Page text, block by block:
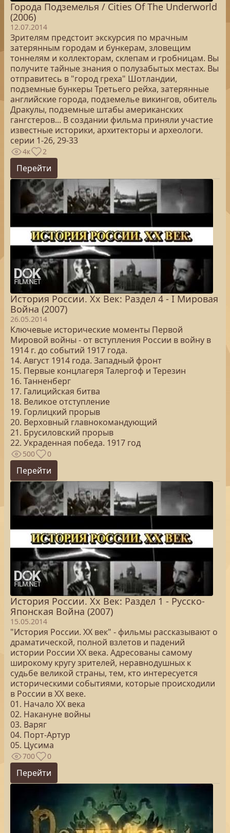
Города Подземелья / Cities Of The Underworld
(2006)
12.07.2014
Зрителям предстоит экскурсия по мрачным
затерянным городам и бункерам, зловещим
тоннелям и коллекторам, склепам и гробницам. Вы
получите тайные знания о полузабытых местах. Вы
отправитесь в "город греха" Шотландии,
подземные бункеры Третьего рейха, затерянные
английские города, подземелье викингов, обитель
Дракулы, подземные штабы американских
гангстеров... В создании фильма приняли участие
известные историки, архитекторы и археологи.
серии 1-26, 29-33
4к 2
Перейти
История России. Хх Век: Раздел 4 - I Мировая
Война (2007)
26.05.2014
Ключевые исторические моменты Первой
Мировой войны - от вступления России в войну в
1914 г. до событий 1917 года.
14. Август 1914 года. Западный фронт
15. Первые концлагеря Талергоф и Терезин
16. Танненберг
17. Галицийская битва
18. Великое отступление
19. Горлицкий прорыв
20. Верховный главнокомандующий
21. Брусиловский прорыв
22. Украденная победа. 1917 год
500 0
Перейти
История России. Хх Век: Раздел 1 - Русско-
Японская Война (2007)
15.05.2014
"История России. XX век" - фильмы рассказывают о
драматической, полной взлетов и падений
истории России XX века. Адресованы самому
широкому кругу зрителей, неравнодушных к
судьбе великой страны, тем, кто интересуется
историческими событиями, которые происходили
в России в XX веке.
01. Начало XX века
02. Накануне войны
03. Варяг
04. Порт-Артур
05. Цусима
700 0
Перейти